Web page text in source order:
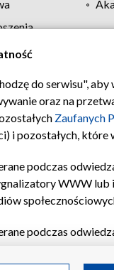
do serwisu",
oraz na
Zaufanych
i pozostałych,
podczas
WWW lub
podczas
następujących